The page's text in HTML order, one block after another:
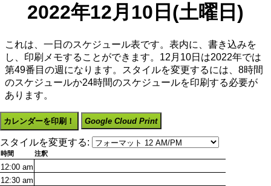
2022年12月10日(土曜日)
これは、一日のスケジュール表です。表内に、書き込みを
し、印刷メモすることができます。12月10日は2022年では
第49番目の週になります。スタイルを変更するには、8時間
のスケジュールか24時間のスケジュールを印刷する必要が
あります。
カレンダーを印刷！ Google Cloud Print
スタイルを変更する:
時間 注釈
12:00 am
12:30 am